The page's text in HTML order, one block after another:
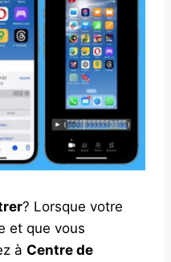
? Lorsque votre
et que vous
à Centre de